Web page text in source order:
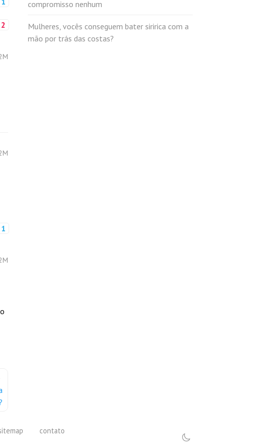
2
1
compromisso nenhum
Mulheres, vocês conseguem bater siririca com a
mão por trás das costas?
contato